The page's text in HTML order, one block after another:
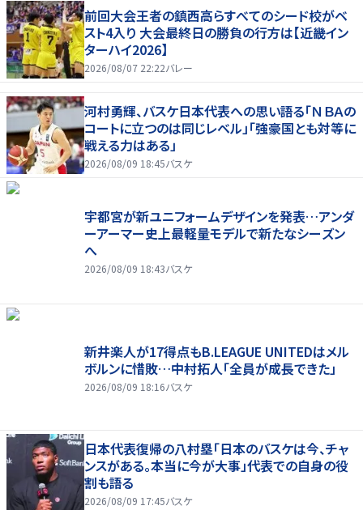
前回大会王者の鎮西高らすべてのシード校がベ
スト4入り 大会最終日の勝負の行方は【近畿イン
ターハイ2026】
2026/08/07 22:22バレー
河村勇輝、バスケ日本代表への思い語る「ＮＢＡの
コートに立つのは同じレベル」「強豪国とも対等に
戦える力はある」
2026/08/09 18:45バスケ
宇都宮が新ユニフォームデザインを発表…アンダ
ーアーマー史上最軽量モデルで新たなシーズン
へ
2026/08/09 18:43バスケ
新井楽人が17得点もB.LEAGUE UNITEDはメル
ボルンに惜敗…中村拓人「全員が成長できた」
2026/08/09 18:16バスケ
日本代表復帰の八村塁「日本のバスケは今、チャ
ンスがある。本当に今が大事」代表での自身の役
割も語る
2026/08/09 17:45バスケ